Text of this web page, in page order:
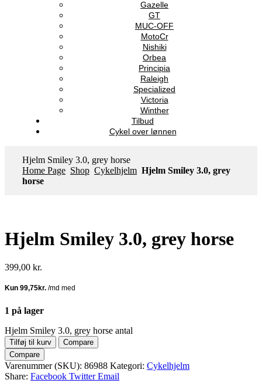
Gazelle
GT
MUC-OFF
MotoCr
Nishiki
Orbea
Principia
Raleigh
Specialized
Victoria
Winther
Tilbud
Cykel over lønnen
Hjelm Smiley 3.0, grey horse
Home Page Shop Cykelhjelm Hjelm Smiley 3.0, grey
horse
Hjelm Smiley 3.0, grey horse
399,00 kr.
1 på lager
Hjelm Smiley 3.0, grey horse antal
Tilføj til kurv
Compare
Compare
Varenummer (SKU): 86988 Kategori: Cykelhjelm
Share: Facebook Twitter Email